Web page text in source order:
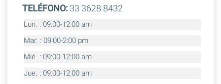
TELÉFONO:33 3628 8432
Lun. : 09:00-12:00 am
Mar. : 09:00-2:00 pm
Mié. : 09:00-12:00 am
Jue. : 09:00-12:00 am